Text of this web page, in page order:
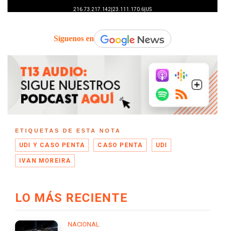
Síguenos en
ETIQUETAS DE ESTA NOTA
UDI Y CASO PENTA CASO PENTA UDI
IVAN MOREIRA
LO MÁS RECIENTE
NACIONAL